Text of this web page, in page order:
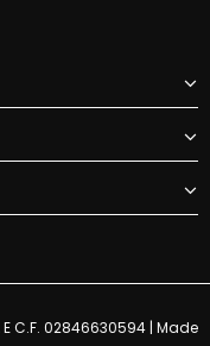
E C.F. 02846630594 | Made